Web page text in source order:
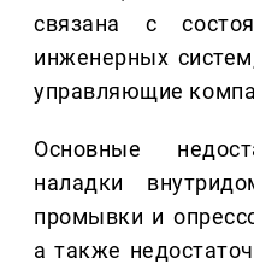
связана с
инженерных
управляющие
Основные
наладки
промывки и
а также